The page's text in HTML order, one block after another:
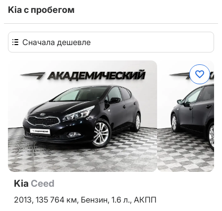
Kia с пробегом
Сначала дешевле
Kia Ceed
2013, 135 764 км, Бензин, 1.6 л., АКПП